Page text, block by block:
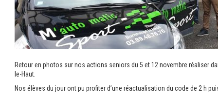
Retour en photos sur nos actions seniors du 5 et 12 novembre réaliser
le-Haut.
Nos élèves du jour ont pu profiter d’une réactualisation du code de 2 h